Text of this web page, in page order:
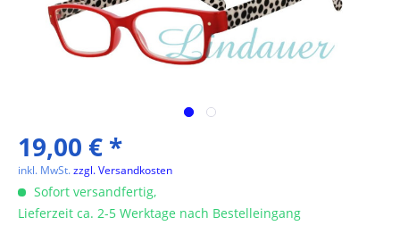
19,00 € *
inkl. MwSt.zzgl. Versandkosten
Sofort versandfertig,
Lieferzeit ca. 2-5 Werktage nach Bestelleingang